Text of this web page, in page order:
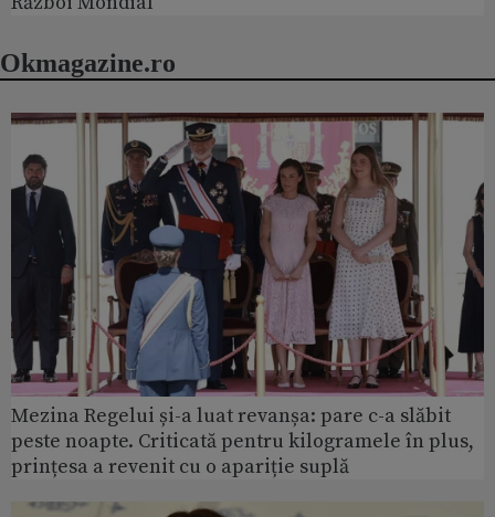
Okmagazine.ro
Mezina Regelui și-a luat revanșa: pare c-a slăbit
peste noapte. Criticată pentru kilogramele în plus,
prințesa a revenit cu o apariție suplă